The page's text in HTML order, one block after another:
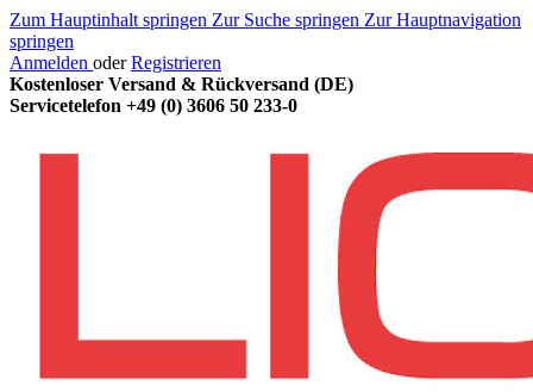
Zum Hauptinhalt springen Zur Suche springen Zur Hauptnavigation
springen
Anmelden oder Registrieren
Kostenloser Versand & Rückversand (DE)
Servicetelefon +49 (0) 3606 50 233-0